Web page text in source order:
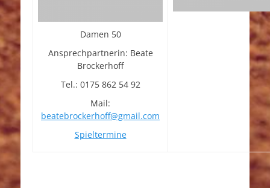
Damen 50
Ansprechpartnerin: Beate
Brockerhoff
Tel.: 0175 862 54 92
Mail:
beatebrockerhoff@gmail.com
Spieltermine